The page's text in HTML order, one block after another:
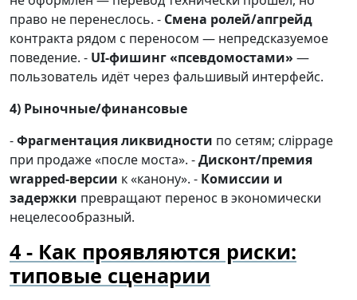
право не перенеслось. - Смена ролей/апгрейд
контракта рядом с переносом — непредсказуемое
поведение. - UI-фишинг «псевдомостами» —
пользователь идёт через фальшивый интерфейс.
4) Рыночные/финансовые
-Фрагментация ликвидности по сетям; слippage
при продаже «после моста». -Дисконт/премия
wrapped-версии к «канону». - Комиссии и
задержки превращают перенос в экономически
нецелесообразный.
Как проявляются риски:
типовые сценарии